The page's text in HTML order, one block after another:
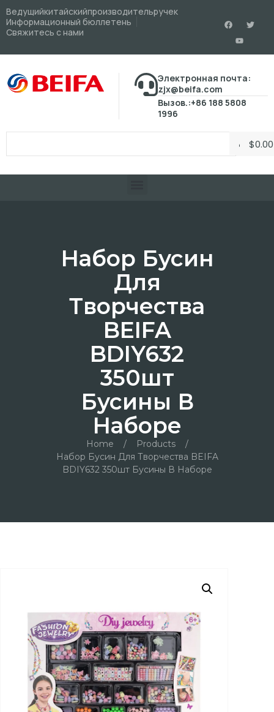
Ведущийкитайскийпроизводительручек
Информационный бюллетень
Свяжитесь с нами
Электронная почта:
zjx@beifa.com
Вызов.:+86 188 5808
1996
$0.00
Набор Бусин
Для
Творчества
BEIFA
BDIY632
350шт
Бусины В
Наборе
Home / Products
/
Набор Бусин Для Творчества BEIFA
BDIY632 350шт Бусины В Наборе